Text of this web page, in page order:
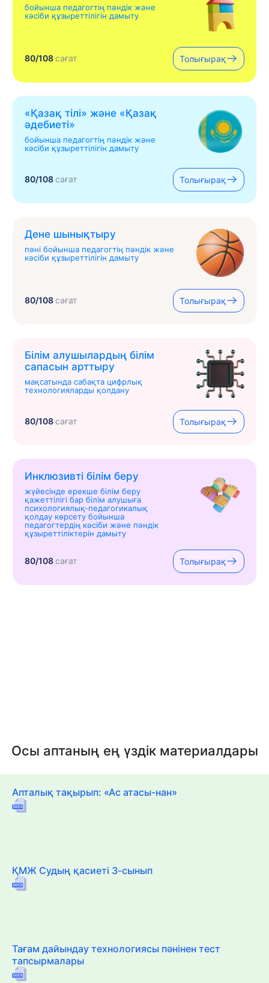
бойынша педагогтің пәндік және
кәсіби құзыреттілігін дамыту
80/108сағат Толығырақ
«Қазақ тілі» жəне «Қазақ
əдебиеті»
бойынша педагогтің пәндік және
кәсіби құзыреттілігін дамыту
80/108сағат Толығырақ
Дене шынықтыру
пәні бойынша педагогтің пәндік және
кәсіби құзыреттілігін дамыту
80/108сағат Толығырақ
Білім алушылардың білім
сапасын арттыру
мақсатында сабақта цифрлық
технологияларды қолдану
80/108сағат Толығырақ
Инклюзивті білім беру
жүйесінде ерекше білім беру
қажеттілігі бар білім алушыға
психологиялық-педагогикалық
қолдау көрсету бойынша
педагогтердің кәсіби және пәндік
құзыреттіліктерін дамыту
80/108сағат Толығырақ
Осы аптаның ең үздік материалдары
Апталық тақырып: «Ас атасы-нан»
ҚМЖ Судың қасиеті 3-сынып
Тағам дайындау технологиясы пәнінен тест
тапсырмалары